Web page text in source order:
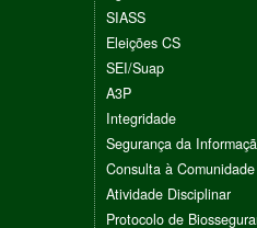
SIASS
Eleições CS
SEI/Suap
A3P
Integridade
Segurança da
Consulta à Comunidade
Atividade Disciplinar
Protocolo de